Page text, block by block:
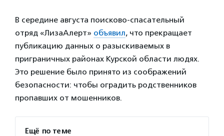
В середине августа поисково-спасательный
отряд «ЛизаАлерт» объявил, что прекращает
публикацию данных о разыскиваемых в
приграничных районах Курской области людях.
Это решение было принято из соображений
безопасности: чтобы оградить родственников
пропавших от мошенников.
Ещё по теме